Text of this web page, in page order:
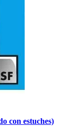
con estuches)